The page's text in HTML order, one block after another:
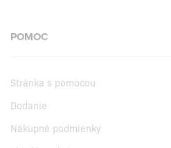
POMOC
Stránka s pomocou
Dodanie
Nákupné podmienky